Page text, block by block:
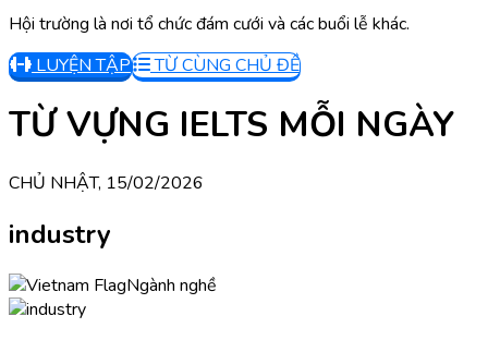
Hội trường là nơi tổ chức đám cưới và các buổi lễ khác.
LUYỆN TẬP
TỪ CÙNG CHỦ ĐỀ
TỪ VỰNG IELTS MỖI NGÀY
CHỦ NHẬT, 15/02/2026
industry
Ngành nghề